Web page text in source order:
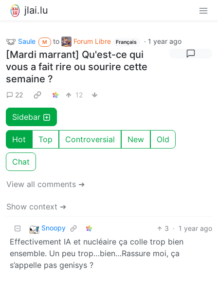
jlai.lu
Saule M to Forum Libre Français · 1 year ago
[Mardi marrant] Qu'est-ce qui
vous a fait rire ou sourire cette
semaine ?
22 12
Sidebar
Hot Top Controversial New Old
Chat
View all comments ➔
Show context ➔
Snoopy 3 · 1 year ago
Effectivement IA et nucléaire ça colle trop bien
ensemble. Un peu trop…bien…Rassure moi, ça
s’appelle pas genisys ?